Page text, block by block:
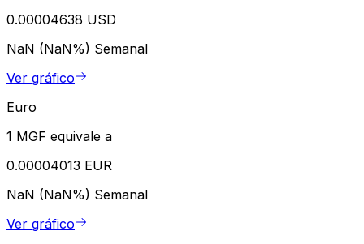
0.00004638 USD
NaN (NaN%) Semanal
Ver gráfico
Euro
1 MGF equivale a
0.00004013 EUR
NaN (NaN%) Semanal
Ver gráfico